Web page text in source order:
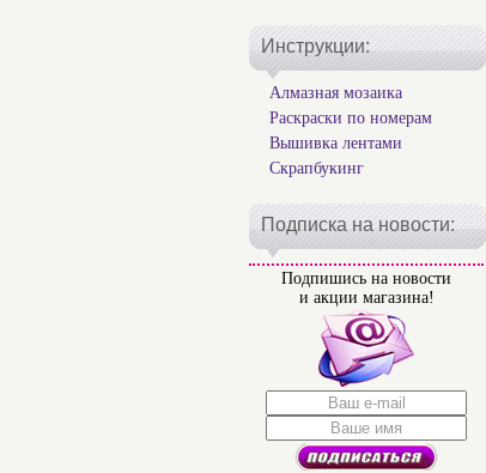
Инструкции:
Алмазная мозаика
Раскраски по номерам
Вышивка лентами
Скрапбукинг
Подписка на новости:
Подпишись на новости
и акции магазина!